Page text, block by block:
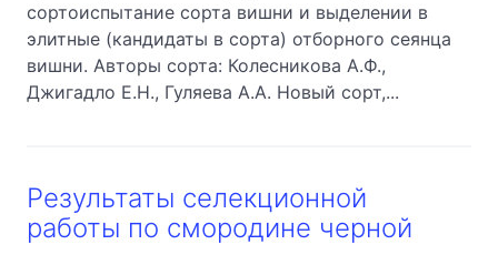
сортоиспытание сорта вишни и выделении в
элитные (кандидаты в сорта) отборного сеянца
вишни. Авторы сорта: Колесникова А.Ф.,
Джигадло Е.Н., Гуляева А.А. Новый сорт,...
Результаты селекционной
работы по смородине черной